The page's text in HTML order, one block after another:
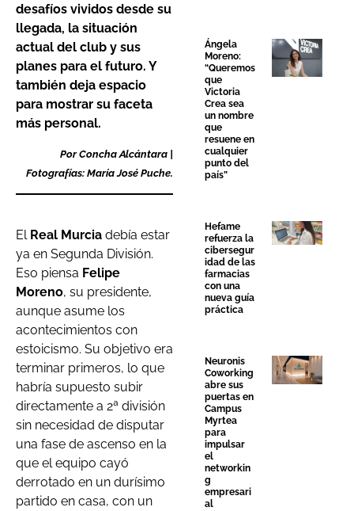
desafíos vividos desde su
llegada, la situación
actual del club y sus
planes para el futuro. Y
también deja espacio
para mostrar su faceta
más personal.
Por Concha Alcántara |
Fotografías: María José Puche.
El Real Murcia debía estar
ya en Segunda División.
Eso piensa Felipe
Moreno, su presidente,
aunque asume los
acontecimientos con
estoicismo. Su objetivo era
terminar primeros, lo que
habría supuesto subir
directamente a 2ª división
sin necesidad de disputar
una fase de ascenso en la
que el equipo cayó
derrotado en un durísimo
partido en casa, con un
Ángela
Moreno:
“Queremos
que
Victoria
Crea sea
un nombre
que
resuene en
cualquier
punto del
país”
Hefame
refuerza la
cibersegur
idad de las
farmacias
con una
nueva guía
práctica
Neuronis
Coworking
abre sus
puertas en
Campus
Myrtea
para
impulsar
el
networkin
g
empresari
al